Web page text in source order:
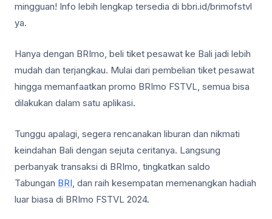
mingguan! Info lebih lengkap tersedia di bbri.id/brimofstvl
ya.
Hanya dengan BRImo, beli tiket pesawat ke Bali jadi lebih
mudah dan terjangkau. Mulai dari pembelian tiket pesawat
hingga memanfaatkan promo BRImo FSTVL, semua bisa
dilakukan dalam satu aplikasi.
Tunggu apalagi, segera rencanakan liburan dan nikmati
keindahan Bali dengan sejuta ceritanya. Langsung
perbanyak transaksi di BRImo, tingkatkan saldo
Tabungan BRI, dan raih kesempatan memenangkan hadiah
luar biasa di BRImo FSTVL 2024.